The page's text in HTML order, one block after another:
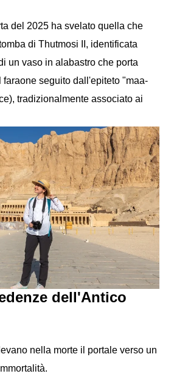
del 2025 ha svelato quella che
di Thutmosi II, identificata
un vaso in alabastro che porta
seguito dall'epiteto "maa-
tradizionalmente associato ai
dell'Antico
nella morte il portale verso un